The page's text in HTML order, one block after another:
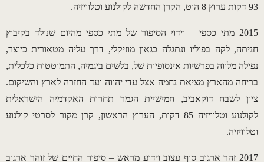
93 דקות ערוץ 8 הוט, הקרן החדשה לקולנוע וטלוויזיה.
2015 מתי כספי – וידוי הסיפור של מתי כספי מהיום שנולד בקיבוץ
חניתה, לקה בפוליו ונתגלה כגאון מוזיקלי, דרך עליה מטאורית כיוצר,
נפילה מלווה בפרשיות אינסופיות של, בלשים ביגמיה, התמוטטות כלכלית,
בריחה מהארץ מציאת נחמה אצל עדי יהווה ועד החזרה לארץ והשיקום.
ציון לשבח דוקאביב, חמישיית הגמר תחרות האקדמיה הישראלית
לקולנוע וטלוויזיה 85 דקות, הערוץ הראשון, קרן מקור לסרטי קולנוע
וטלוויזיה.
2017 זהר ארגוב סוף עצוב וידוע מראש – סיפור החיים של זוהר ארגוב